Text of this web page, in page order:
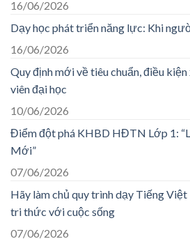
16/06/2026
Dạy học phát triển năng lực: Khi
16/06/2026
Quy định mới về tiêu chuẩn, điều
viên đại học
10/06/2026
Điểm đột phá KHBD HĐTN Lớp 1:
Mới”
07/06/2026
Hãy làm chủ quy trình dạy Tiếng
tri thức với cuộc sống
07/06/2026